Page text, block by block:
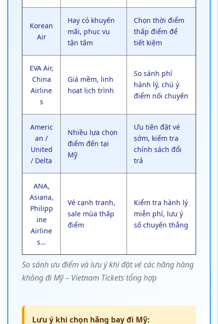
So sánh ưu điểm và lưu ý khi đặt vé các hãng hàng
không đi Mỹ – Vietnam Tickets tổng hợp
Korean
Air
Hay có khuyến
mãi, phục vụ
tận tâm
Chọn thời điểm
thấp điểm để
tiết kiệm
EVA Air,
China
Airline
s
Giá mềm, linh
hoạt lịch trình
So sánh phí
hành lý, chú ý
điểm nối chuyến
Americ
an /
United
/ Delta
Nhiều lựa chọn
điểm đến tại
Mỹ
Ưu tiên đặt vé
sớm, kiểm tra
chính sách đổi
trả
ANA,
Asiana,
Philipp
ine
Airline
s…
Vé cạnh tranh,
sale mùa thấp
điểm
Kiểm tra hành lý
miễn phí, lưu ý
số chuyến thẳng
Lưu ý khi chọn hãng bay đi Mỹ: